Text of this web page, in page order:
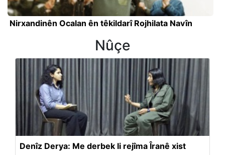
Nirxandinên Ocalan ên têkildarî Rojhilata Navîn
Nûçe
Denîz Derya: Me derbek li rejîma Îranê xist